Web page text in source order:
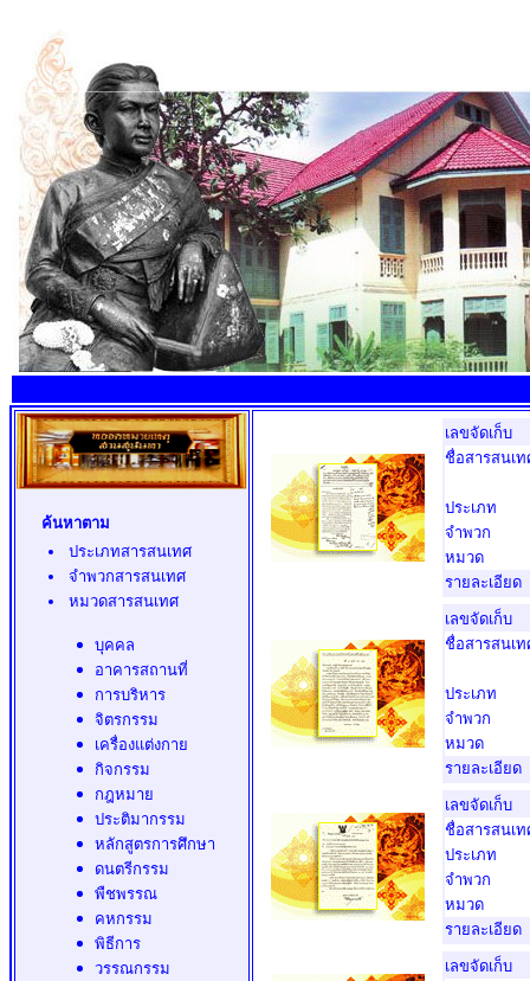
ค้นหาตาม
ประเภทสารสนเทศ
จำพวกสารสนเทศ
หมวดสารสนเทศ
บุคคล
อาคารสถานที่
การบริหาร
จิตรกรรม
เครื่องแต่งกาย
กิจกรรม
กฎหมาย
ประติมากรรม
หลักสูตรการศึกษา
ดนตรีกรรม
พืชพรรณ
คหกรรม
พิธีการ
วรรณกรรม
เลขจัดเก็บ
ชื่อสารสนเท
ประเภท
จำพวก
หมวด
รายละเอียด
เลขจัดเก็บ
ชื่อสารสนเท
ประเภท
จำพวก
หมวด
รายละเอียด
เลขจัดเก็บ
ชื่อสารสนเท
ประเภท
จำพวก
หมวด
รายละเอียด
เลขจัดเก็บ